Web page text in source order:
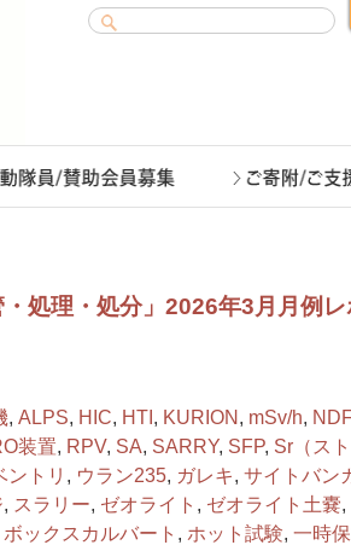
処理・処分」2026年3月月例レ
, ALPS, HIC, HTI , KURION , mSv/h, NDF
装置, RPV, SA, SARRY, SFP, Sr（ス
ントリ , ウラン235, ガレキ, サイトバン
, スラリー, ゼオライト , ゼオライト土嚢,
ボックスカルバート , ホット試験, 一時